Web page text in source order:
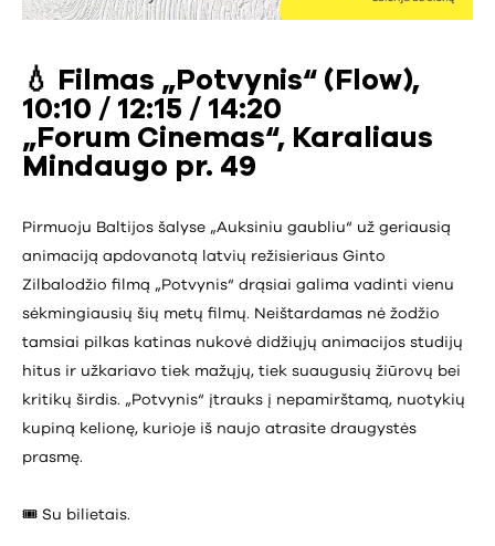
💧 Filmas „Potvynis“ (Flow),
10:10 / 12:15 / 14:20
„Forum Cinemas“, Karaliaus
Mindaugo pr. 49
Pirmuoju Baltijos šalyse „Auksiniu gaubliu“ už geriausią
animaciją apdovanotą latvių režisieriaus Ginto
Zilbalodžio filmą „Potvynis“ drąsiai galima vadinti vienu
sėkmingiausių šių metų filmų. Neištardamas nė žodžio
tamsiai pilkas katinas nukovė didžiųjų animacijos studijų
hitus ir užkariavo tiek mažųjų, tiek suaugusių žiūrovų bei
kritikų širdis. „Potvynis“ įtrauks į nepamirštamą, nuotykių
kupiną kelionę, kurioje iš naujo atrasite draugystės
prasmę.
🎟️ Su bilietais.